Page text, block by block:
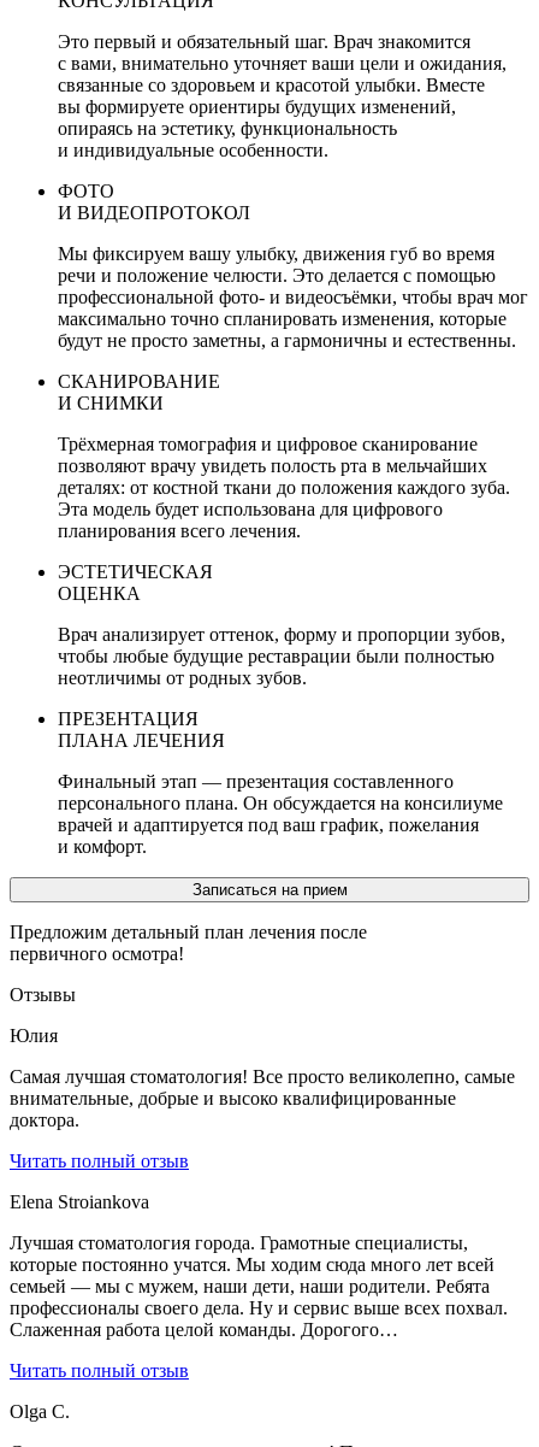
Это первый и обязательный шаг. Врач знакомится
с вами, внимательно уточняет ваши цели и ожидания,
связанные со здоровьем и красотой улыбки. Вместе
вы формируете ориентиры будущих изменений,
опираясь на эстетику, функциональность
и индивидуальные особенности.
ФОТО
И ВИДЕОПРОТОКОЛ
Мы фиксируем вашу улыбку, движения губ во время
речи и положение челюсти. Это делается с помощью
профессиональной фото- и видеосъёмки, чтобы врач мог
максимально точно спланировать изменения, которые
будут не просто заметны, а гармоничны и естественны.
СКАНИРОВАНИЕ
И СНИМКИ
Трёхмерная томография и цифровое сканирование
позволяют врачу увидеть полость рта в мельчайших
деталях: от костной ткани до положения каждого зуба.
Эта модель будет использована для цифрового
планирования всего лечения.
ЭСТЕТИЧЕСКАЯ
ОЦЕНКА
Врач анализирует оттенок, форму и пропорции зубов,
чтобы любые будущие реставрации были полностью
неотличимы от родных зубов.
ПРЕЗЕНТАЦИЯ
ПЛАНА ЛЕЧЕНИЯ
Финальный этап — презентация составленного
персонального плана. Он обсуждается на консилиуме
врачей и адаптируется под ваш график, пожелания
и комфорт.
Записаться на прием
Предложим детальный план лечения после
первичного осмотра!
Отзывы
Юлия
Самая лучшая стоматология! Все просто великолепно, самые
внимательные, добрые и высоко квалифицированные
доктора.
Читать полный отзыв
Elena Stroiankova
Лучшая стоматология города. Грамотные специалисты,
которые постоянно учатся. Мы ходим сюда много лет всей
семьей — мы с мужем, наши дети, наши родители. Ребята
профессионалы своего дела. Ну и сервис выше всех похвал.
Слаженная работа целой команды. Дорогого…
Читать полный отзыв
Olga C.